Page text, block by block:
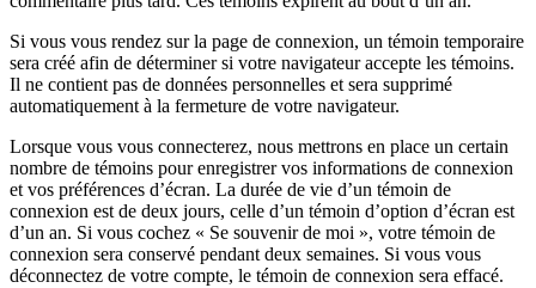
Si vous vous rendez sur la page de connexion, un témoin temporaire
sera créé afin de déterminer si votre navigateur accepte les témoins.
Il ne contient pas de données personnelles et sera supprimé
automatiquement à la fermeture de votre navigateur.
Lorsque vous vous connecterez, nous mettrons en place un certain
nombre de témoins pour enregistrer vos informations de connexion
et vos préférences d’écran. La durée de vie d’un témoin de
connexion est de deux jours, celle d’un témoin d’option d’écran est
d’un an. Si vous cochez « Se souvenir de moi », votre témoin de
connexion sera conservé pendant deux semaines. Si vous vous
déconnectez de votre compte, le témoin de connexion sera effacé.